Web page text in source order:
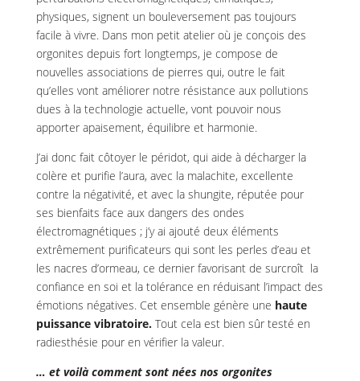
physiques, signent un bouleversement pas toujours
facile à vivre. Dans mon petit atelier où je conçois des
orgonites depuis fort longtemps, je compose de
nouvelles associations de pierres qui, outre le fait
qu’elles vont améliorer notre résistance aux pollutions
dues à la technologie actuelle, vont pouvoir nous
apporter apaisement, équilibre et harmonie.
J’ai donc fait côtoyer le péridot, qui aide à décharger la
colère et purifie l’aura, avec la malachite, excellente
contre la négativité, et avec la shungite, réputée pour
ses bienfaits face aux dangers des ondes
électromagnétiques ; j’y ai ajouté deux éléments
extrêmement purificateurs qui sont les perles d’eau et
les nacres d’ormeau, ce dernier favorisant de surcroît la
confiance en soi et la tolérance en réduisant l’impact des
émotions négatives. Cet ensemble génère une haute
puissance vibratoire.Tout cela est bien sûr testé en
radiesthésie pour en vérifier la valeur.
… et voilà comment sont nées nos orgonites